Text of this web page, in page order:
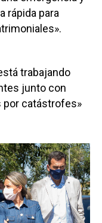
rápida para
trabajando
junto con
por catástrofes»